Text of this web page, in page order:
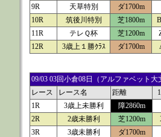
9R
天草特別
ダ1700m
10R
筑後川特別 芝1800m
11R
テレＱ杯 芝1200m
12R
3歳上１勝ｸﾗｽ ダ1700m
09/03 03回小倉08日（アルファベット
レース
レース名 距離
1R
3歳上未勝利
障2860m
2R
2歳未勝利 芝1200m
3R
3歳未勝利 ダ1700m